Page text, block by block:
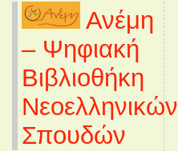
Ανέμη
– Ψηφιακή
Βιβλιοθήκη
Νεοελληνικών
Σπουδών